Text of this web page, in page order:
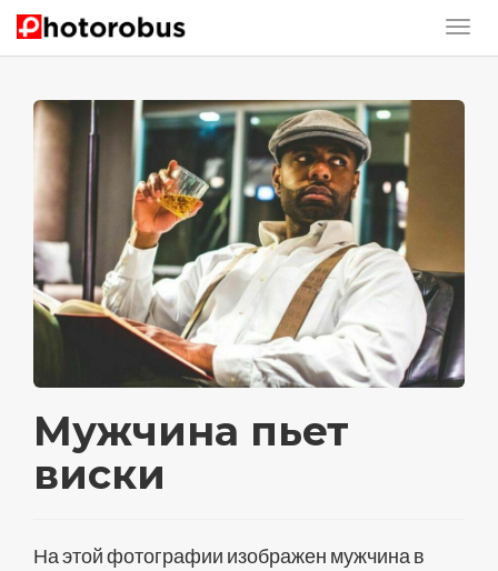
Мужчина пьет
виски
На этой фотографии изображен мужчина в